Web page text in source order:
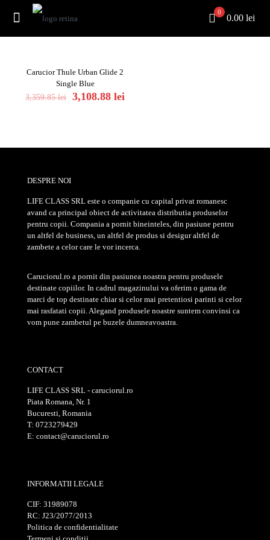
0
0.00 lei
ON SALE
Carucior Thule Urban Glide 2
Single Blue
3,359.85lei
Original
3,108.88lei
DESPRE NOI
LIFE CLASS SRL este o companie cu capital privat romanesc
avand ca principal obiect de activitatea distributia produselor
pentru copii. Compania a pornit bineinteles, din pasiune pentru
un altfel de business, un altfel de produs si desigur altfel de
zambete a celor care le vor incerca.
Caruciorul.ro a pornit din pasiunea noastra pentru produsele
destinate copiilor. In cadrul magazinului va oferim o gama de
marci de top destinate chiar si celor mai pretentiosi parinti si celor
mai rasfatati copii. Alegand produsele noastre suntem convinsi ca
vom pune zambetul pe buzele dumneavoastra.
CONTACT
LIFE CLASS SRL - caruciorul.ro
Piata Romana, Nr. 1
Bucuresti, Romania
T: 0723279429
E: contact@caruciorul.ro
INFORMATII LEGALE
CIF: 31989078
RC: J23/2077/2013
Politica de confidentialitate